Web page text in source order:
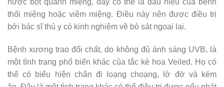
nước bọt quanh miệng, đây có thể là dấu hiệu của bệnh
thối miệng hoặc viêm miệng. Điều này nên được điều trị
bởi bác sĩ thú y có kinh nghiệm về bò sát ngoại lai.
Bệnh xương trao đổi chất, do không đủ ánh sáng UVB, là
một tình trạng phổ biến khác của tắc kè hoa Veiled. Họ có
thể có biểu hiện chân đi loạng choạng, lờ đờ và kém